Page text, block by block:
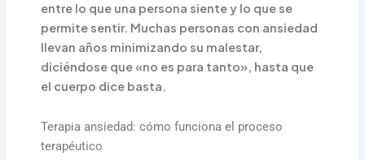
entre lo que una persona siente y lo que se
permite sentir. Muchas personas con ansiedad
llevan años minimizando su malestar,
diciéndose que «no es para tanto», hasta que
el cuerpo dice basta.
Terapia ansiedad: cómo funciona el proceso
terapéutico